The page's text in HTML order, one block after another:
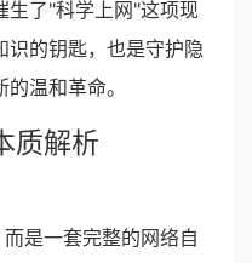
生了"科学上网"这项现
的钥匙，也是守护隐
温和革命。
质解析
是一套完整的网络自